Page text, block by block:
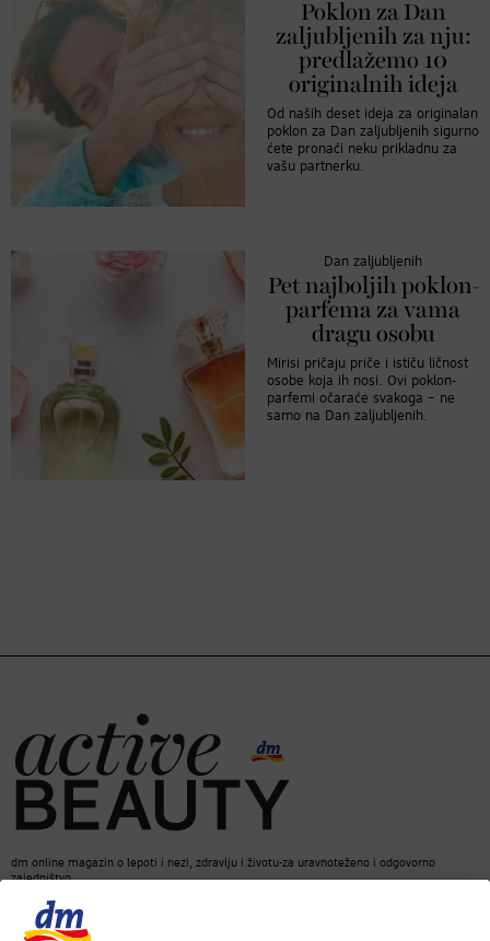
Poklon za Dan
zaljubljenih za nju:
predlažemo 10
originalnih ideja
Od naših deset ideja za originalan
poklon za Dan zaljubljenih sigurno
ćete pronaći neku prikladnu za
vašu partnerku.
Dan zaljubljenih
Pet najboljih poklon-
parfema za vama
dragu osobu
Mirisi pričaju priče i ističu ličnost
osobe koja ih nosi. Ovi poklon-
parfemi očaraće svakoga – ne
samo na Dan zaljubljenih.
dm online magazin o lepoti i nezi, zdravlju i životu-za uravnoteženo i odgovorno
zajedništvo.